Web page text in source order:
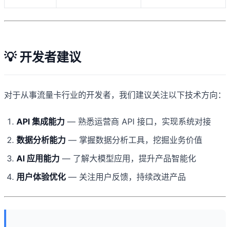
💡 开发者建议
对于从事流量卡行业的开发者，我们建议关注以下技术方向：
API 集成能力 — 熟悉运营商 API 接口，实现系统对接
数据分析能力 — 掌握数据分析工具，挖掘业务价值
AI 应用能力 — 了解大模型应用，提升产品智能化
用户体验优化 — 关注用户反馈，持续改进产品